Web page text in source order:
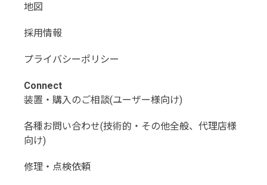
地図
採用情報
プライバシーポリシー
Connect
装置・購入のご相談(ユーザー様向け)
各種お問い合わせ(技術的・その他全般、代理店様
向け)
修理・点検依頼